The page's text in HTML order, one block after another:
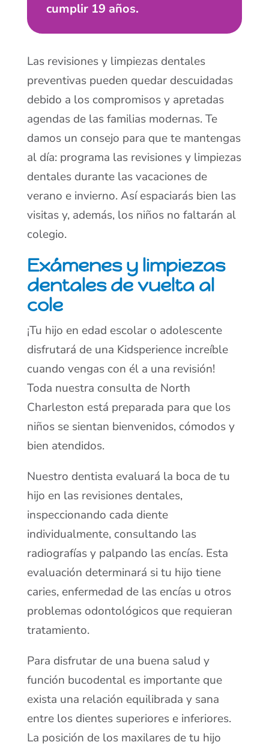
cumplir 19 años.
Las revisiones y limpiezas dentales
preventivas pueden quedar descuidadas
debido a los compromisos y apretadas
agendas de las familias modernas. Te
damos un consejo para que te mantengas
al día: programa las revisiones y limpiezas
dentales durante las vacaciones de
verano e invierno. Así espaciarás bien las
visitas y, además, los niños no faltarán al
colegio.
Exámenes y limpiezas
dentales de vuelta al
cole
¡Tu hijo en edad escolar o adolescente
disfrutará de una Kidsperience increíble
cuando vengas con él a una revisión!
Toda nuestra consulta de North
Charleston está preparada para que los
niños se sientan bienvenidos, cómodos y
bien atendidos.
Nuestro dentista evaluará la boca de tu
hijo en las revisiones dentales,
inspeccionando cada diente
individualmente, consultando las
radiografías y palpando las encías. Esta
evaluación determinará si tu hijo tiene
caries, enfermedad de las encías u otros
problemas odontológicos que requieran
tratamiento.
Para disfrutar de una buena salud y
función bucodental es importante que
exista una relación equilibrada y sana
entre los dientes superiores e inferiores.
La posición de los maxilares de tu hijo